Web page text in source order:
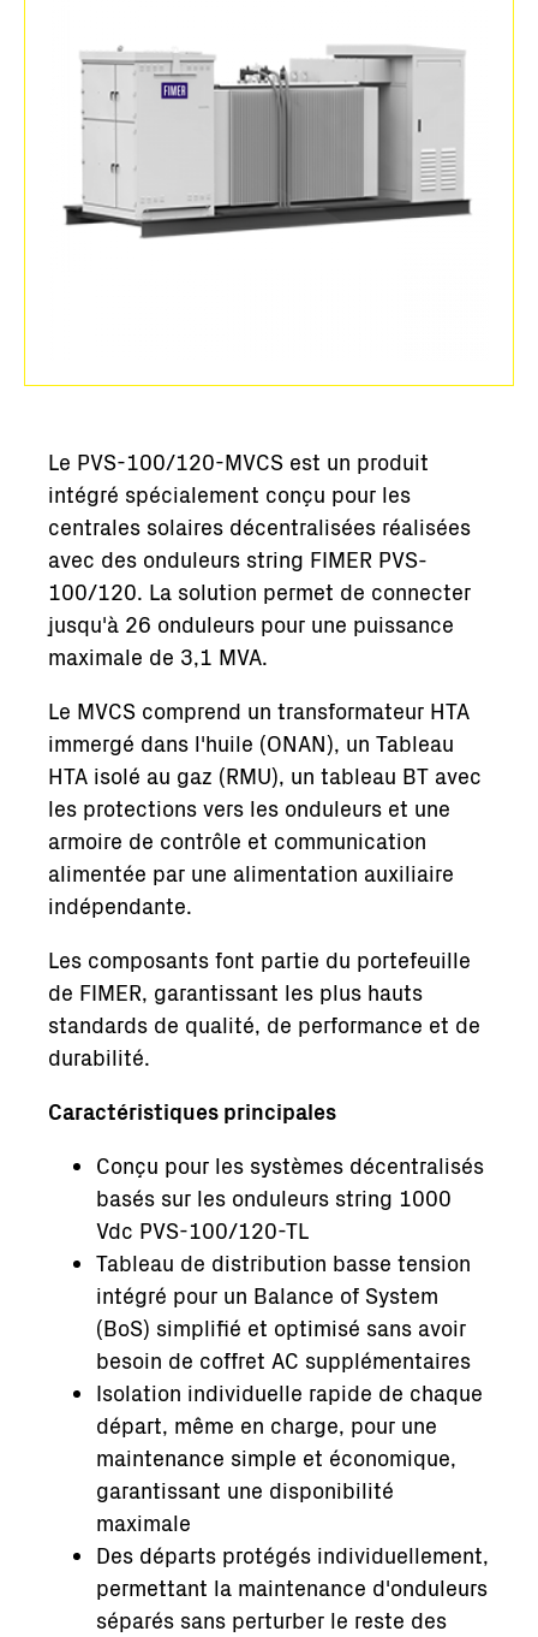
Le PVS-100/120-MVCS est un produit
intégré spécialement conçu pour les
centrales solaires décentralisées réalisées
avec des onduleurs string FIMER PVS-
100/120. La solution permet de connecter
jusqu'à 26 onduleurs pour une puissance
maximale de 3,1 MVA.
Le MVCS comprend un transformateur HTA
immergé dans l'huile (ONAN), un Tableau
HTA isolé au gaz (RMU), un tableau BT avec
les protections vers les onduleurs et une
armoire de contrôle et communication
alimentée par une alimentation auxiliaire
indépendante.
Les composants font partie du portefeuille
de FIMER, garantissant les plus hauts
standards de qualité, de performance et de
durabilité.
Caractéristiques principales
Conçu pour les systèmes décentralisés
basés sur les onduleurs string 1000
Vdc PVS-100/120-TL
Tableau de distribution basse tension
intégré pour un Balance of System
(BoS) simplifié et optimisé sans avoir
besoin de coffret AC supplémentaires
Isolation individuelle rapide de chaque
départ, même en charge, pour une
maintenance simple et économique,
garantissant une disponibilité
maximale
Des départs protégés individuellement,
permettant la maintenance d'onduleurs
séparés sans perturber le reste des